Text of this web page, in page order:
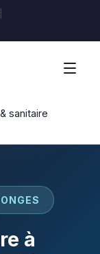
sanitaire
à